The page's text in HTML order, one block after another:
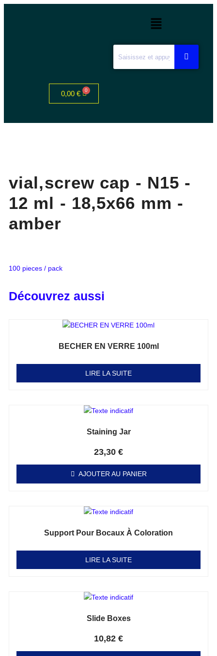
0,00 €
vial,screw cap - N15 -
12 ml - 18,5x66 mm -
amber
100 pieces / pack
Découvrez aussi
BECHER EN VERRE 100ml
LIRE LA SUITE
Staining Jar
23,30 €
AJOUTER AU PANIER
Support Pour Bocaux À Coloration
LIRE LA SUITE
Slide Boxes
10,82 €